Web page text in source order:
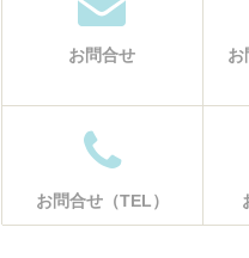
お問合せ
お
お問合せ（TEL）